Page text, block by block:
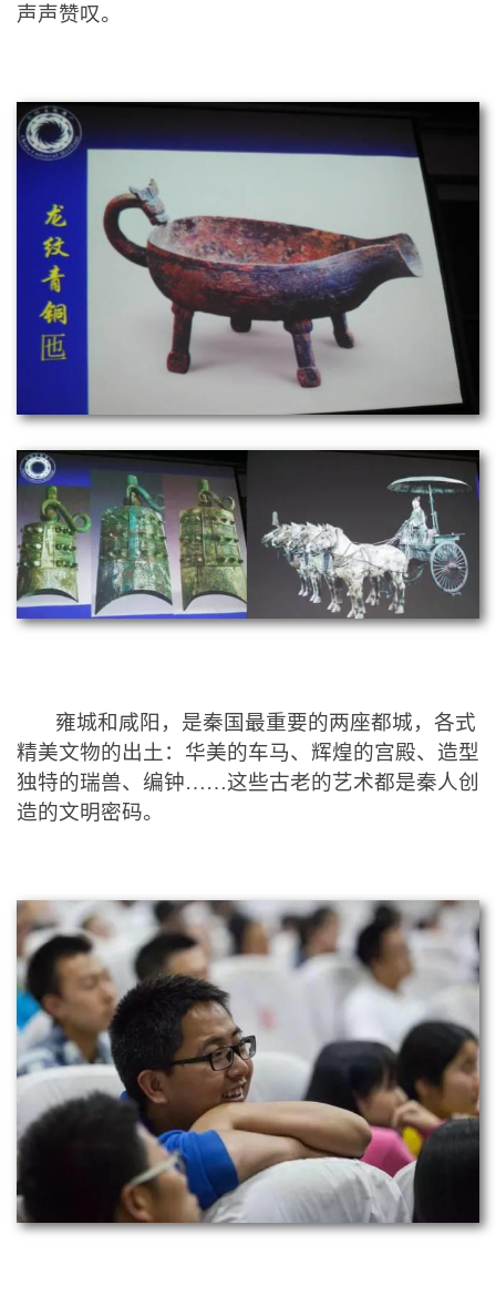
声声赞叹。
雍城和咸阳，是秦国最重要的两座都城，各式
精美文物的出土：华美的车马、辉煌的宫殿、造型
独特的瑞兽、编钟……这些古老的艺术都是秦人创
造的文明密码。